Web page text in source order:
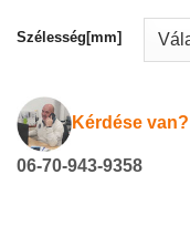
Szélesség[mm]
Kérdése
06-70-943-9358